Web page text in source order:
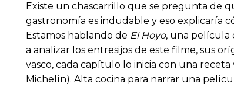
Existe un chascarrillo que se pregunta de
gastronomía es indudable y eso explicaría
Estamos hablando de El Hoyo, una película
a analizar los entresijos de este filme, sus
vasco, cada capítulo lo inicia con una
Michelín). Alta cocina para narrar una